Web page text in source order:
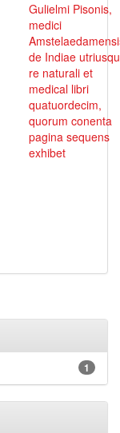
Gulielmi Pisonis,
medici
de Indiae
re naturali et
medical libri
quatuordecim,
quorum conenta
pagina sequens
exhibet
1